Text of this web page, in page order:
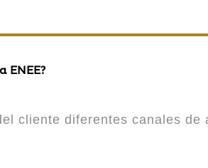
ENEE?
cliente diferentes canales de